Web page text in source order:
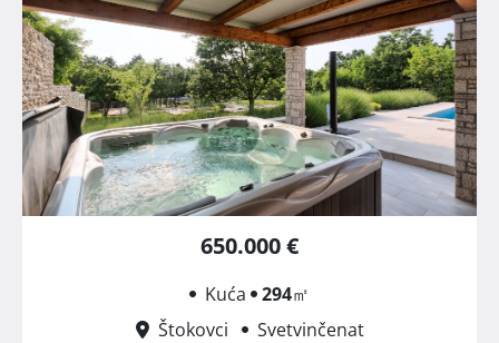
650.000 €
Kuća 294㎡
Štokovci
Svetvinčenat